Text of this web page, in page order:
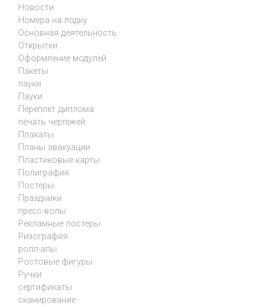
Новости
Номера на лодку
Основная деятельность
Открытки
Оформление модулей
Пакеты
пауки
Пауки
Переплет диплома
печать чертежей
Плакаты
Планы эвакуации
Пластиковые карты
Полиграфия
Постеры
Праздники
пресс-волы
Рекламные постеры
Ризография
ролл-апы
Ростовые фигуры
Ручки
сертификаты
сканирование